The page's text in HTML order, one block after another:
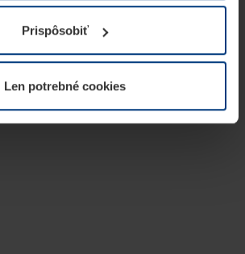
Pre všetky ostatné typy cookie
povolenie. Vaše povolenie môžete
alebo odvolať vo vysvetlení cookie
Prispôsobiť
Len potrebné cookies